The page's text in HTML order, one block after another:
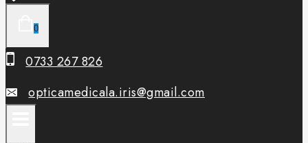
0
0733 267 826
opticamedicala.iris@gmail.com